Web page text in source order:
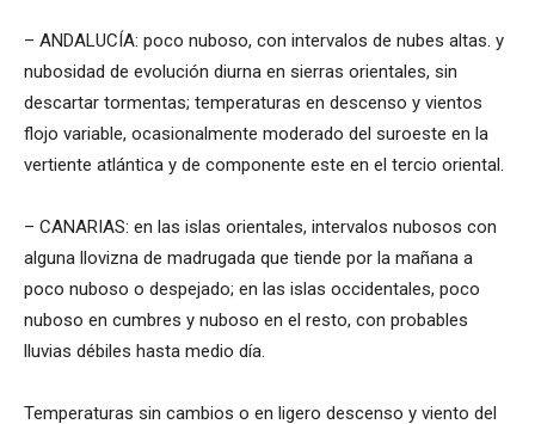
– ANDALUCÍA: poco nuboso, con intervalos de nubes altas. y
nubosidad de evolución diurna en sierras orientales, sin
descartar tormentas; temperaturas en descenso y vientos
flojo variable, ocasionalmente moderado del suroeste en la
vertiente atlántica y de componente este en el tercio oriental.
– CANARIAS: en las islas orientales, intervalos nubosos con
alguna llovizna de madrugada que tiende por la mañana a
poco nuboso o despejado; en las islas occidentales, poco
nuboso en cumbres y nuboso en el resto, con probables
lluvias débiles hasta medio día.
Temperaturas sin cambios o en ligero descenso y viento del